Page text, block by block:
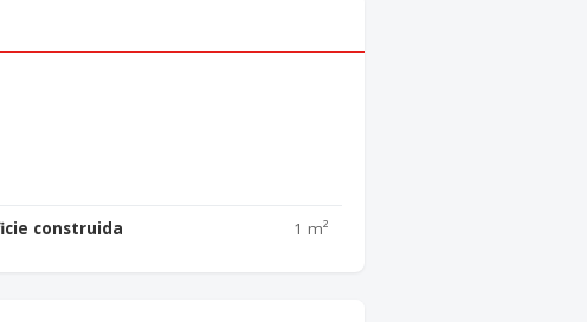
construida 1 m²